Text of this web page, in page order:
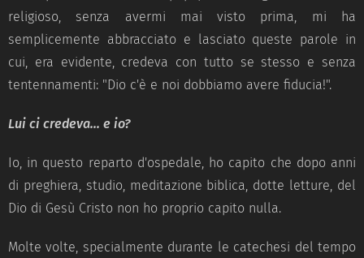
religioso, senza avermi mai visto prima, mi ha
semplicemente abbracciato e lasciato queste parole in
cui, era evidente, credeva con tutto se stesso e senza
tentennamenti: "Dio c'è e noi dobbiamo avere fiducia!".
Lui ci credeva... e io?
Io, in questo reparto d'ospedale, ho capito che dopo anni
di preghiera, studio, meditazione biblica, dotte letture, del
Dio di Gesù Cristo non ho proprio capito nulla.
Molte volte, specialmente durante le catechesi del tempo